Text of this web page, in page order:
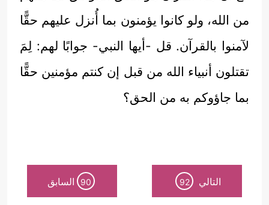
من الله، ولو كانوا يؤمنون بما أُنزل عليهم حقًّا
لآمنوا بالقرآن. قل -أيها النبي- جوابًا لهم: لِمَ
تقتلون أنبياء الله من قبل إن كنتم مؤمنين حقًّا
بما جاؤوكم به من الحق؟
التالي 92
90 السابق